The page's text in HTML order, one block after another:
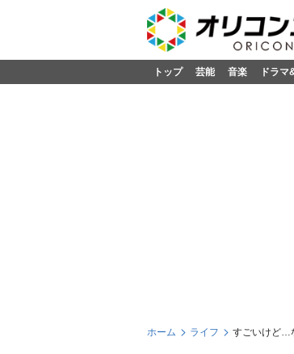
トップ 芸能 音楽 ドラマ
ホーム ライフ すごいけど…